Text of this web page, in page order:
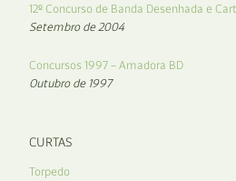
12º Concurso de Banda Desenhada e
Setembro de 2004
Concursos 1997 – Amadora BD
Outubro de 1997
CURTAS
Torpedo